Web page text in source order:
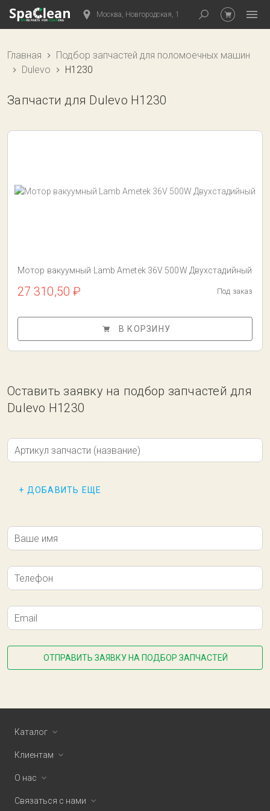
Москва, Новгородская, 1
Главная
Подбор запчастей для поломоечных машин
Dulevo
H1230
Запчасти для Dulevo H1230
Мотор вакуумный Lamb Ametek 36V 500W Двухстадийный
27 310,50 ₽ Под заказ
В КОРЗИНУ
Оставить заявку на подбор запчастей для
Dulevo H1230
Артикул запчасти (название)
+ ДОБАВИТЬ ЕЩЕ
Ваше имя
Телефон
Email
ОТПРАВИТЬ ЗАЯВКУ НА ПОДБОР ЗАПЧАСТЕЙ
Каталог
Клиентам
О нас
Связаться с нами